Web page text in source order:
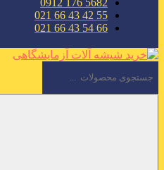
5682 176 0912
55 42 43 66 021
66 54 43 66 021